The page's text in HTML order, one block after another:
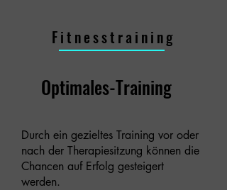
Fitnesstraining
Optimales-Training
Durch ein gezieltes Training vor oder
nach der Therapiesitzung können die
Chancen auf Erfolg gesteigert
werden.